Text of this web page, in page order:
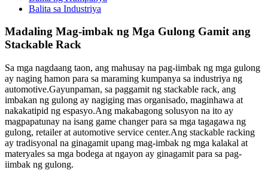
Balita sa Industriya
Madaling Mag-imbak ng Mga Gulong Gamit ang
Stackable Rack
Sa mga nagdaang taon, ang mahusay na pag-iimbak ng mga gulong
ay naging hamon para sa maraming kumpanya sa industriya ng
automotive.Gayunpaman, sa paggamit ng stackable rack, ang
imbakan ng gulong ay nagiging mas organisado, maginhawa at
nakakatipid ng espasyo.Ang makabagong solusyon na ito ay
magpapatunay na isang game changer para sa mga tagagawa ng
gulong, retailer at automotive service center.Ang stackable racking
ay tradisyonal na ginagamit upang mag-imbak ng mga kalakal at
materyales sa mga bodega at ngayon ay ginagamit para sa pag-
iimbak ng gulong.